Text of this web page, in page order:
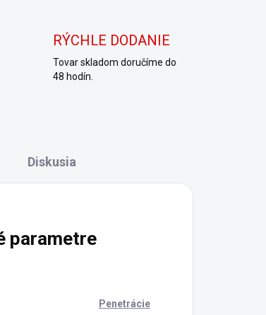
RÝCHLE DODANIE
Tovar skladom doručíme do
48 hodín.
Diskusia
parametre
Penetrácie